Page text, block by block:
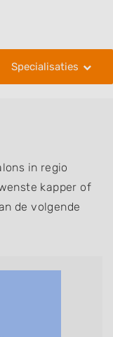
Specialisaties
in regio
kapper of
de volgende
of
kappers
en kleuren,
invlechten,